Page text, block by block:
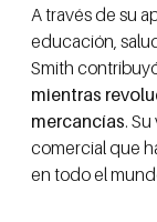
A través de su
educación,
Smith
mientras
mercancías.
comercial que
en todo el